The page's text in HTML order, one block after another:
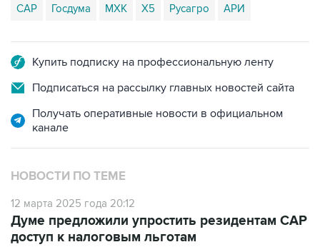
САР Госдума МХК X5 Русагро АРИ
Купить подписку на профессиональную ленту
Подписаться на рассылку главных новостей сайта
Получать оперативные новости в официальном
канале
НОВОСТИ ПО ТЕМЕ
12 марта 2025 года 20:12
Думе предложили упростить резидентам САР
доступ к налоговым льготам